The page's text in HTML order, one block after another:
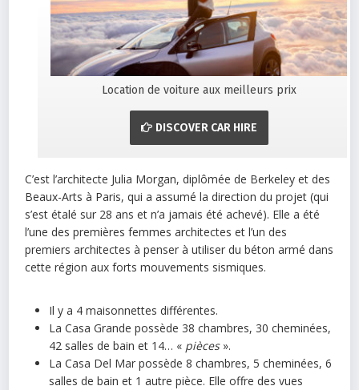
Location de voiture aux meilleurs prix
DISCOVER CAR HIRE
C’est l’architecte Julia Morgan, diplômée de Berkeley et des
Beaux-Arts à Paris, qui a assumé la direction du projet (qui
s’est étalé sur 28 ans et n’a jamais été achevé). Elle a été
l’une des premières femmes architectes et l’un des
premiers architectes à penser à utiliser du béton armé dans
cette région aux forts mouvements sismiques.
Il y a 4 maisonnettes différentes.
La Casa Grande possède 38 chambres, 30 cheminées,
42 salles de bain et 14… « pièces».
La Casa Del Mar possède 8 chambres, 5 cheminées, 6
salles de bain et 1 autre pièce. Elle offre des vues